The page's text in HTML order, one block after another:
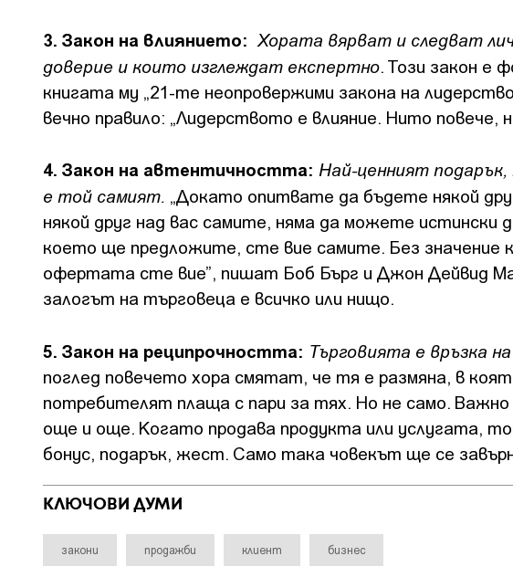
3. Закон на влиянието: Хората вярват и следват
доверие и които изглеждат експертно. Този закон е
книгата му „21-те неопровержими закона на
вечно правило: „Лидерството е влияние. Нито повече,
4. Закон на автентичността: Най-ценният
е той самият. „Докато опитвате да бъдете някой
някой друг над вас самите, няма да можете
което ще предложите, сте вие самите. Без значение
офертата сте вие”, пишат Боб Бърг и Джон Дейвид
залогът на търговеца е всичко или нищо.
5. Закон на реципрочността: Търговията е връзка
поглед повечето хора смятат, че тя е размяна, в
потребителят плаща с пари за тях. Но не само.
още и още. Когато продава продукта или услугата,
бонус, подарък, жест. Само така човекът ще се
КЛЮЧОВИ ДУМИ
закони продажби клиент бизнес